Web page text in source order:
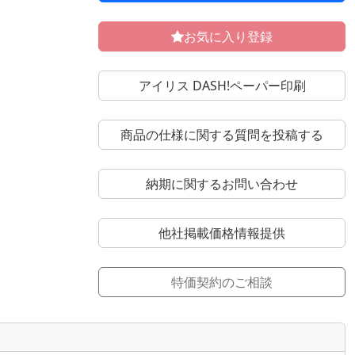
お気に入り登録
アイリス DASH!ペーパー印刷
商品の仕様に関する質問を投稿する
納期に関するお問い合わせ
他社掲載価格情報提供
特価契約のご相談